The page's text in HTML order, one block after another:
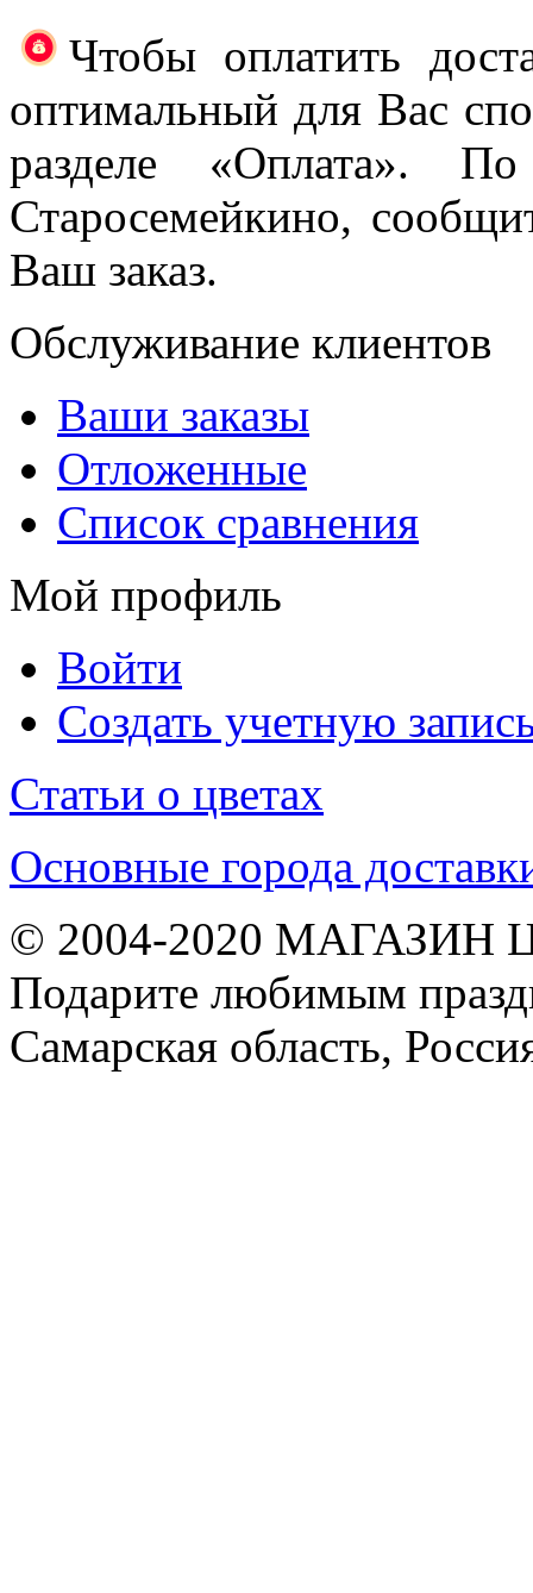
Чтобы оплатить
оптимальный для Вас
разделе «Оплата».
Старосемейкино,
Ваш заказ.
Обслуживание клиентов
Ваши заказы
Отложенные
Список сравнения
Мой профиль
Войти
Создать учетную
Статьи о цветах
Основные города
© 2004-2020 МАГАЗИН
Подарите любимым
Самарская область,